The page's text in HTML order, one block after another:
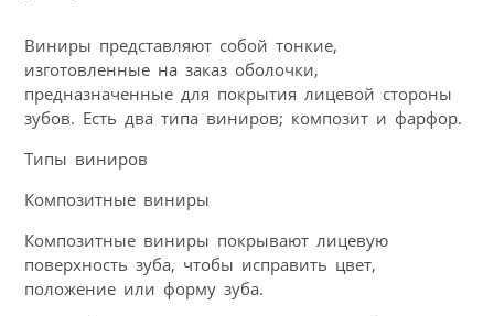
Виниры представляют собой тонкие,
изготовленные на заказ оболочки,
предназначенные для покрытия лицевой стороны
зубов. Есть два типа виниров; композит и фарфор.
Типы виниров
Композитные виниры
Композитные виниры покрывают лицевую
поверхность зуба, чтобы исправить цвет,
положение или форму зуба.